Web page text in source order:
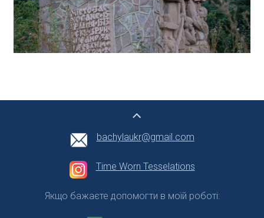
bachylaukr@gmail.com
Time Worn Tesselations
Якщо бажаєте допомогти в моїй роботі: